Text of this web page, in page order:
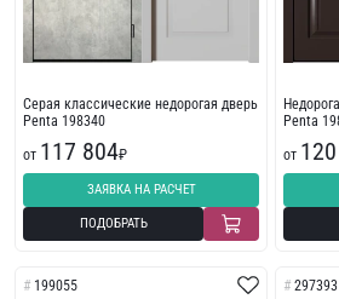
Серая классические недорогая дверь
Penta 198340
от 117 804₽
ЗАЯВКА НА РАСЧЕТ
ПОДОБРАТЬ
Penta
от
199055 297393